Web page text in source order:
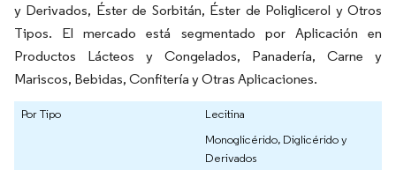
y Derivados, Éster de Sorbitán, Éster de Poliglicerol y Otros
Tipos. El mercado está segmentado por Aplicación en
Productos Lácteos y Congelados, Panadería, Carne y
Mariscos, Bebidas, Confitería y Otras Aplicaciones.
Por Tipo
Lecitina
Monoglicérido, Diglicérido y
Derivados